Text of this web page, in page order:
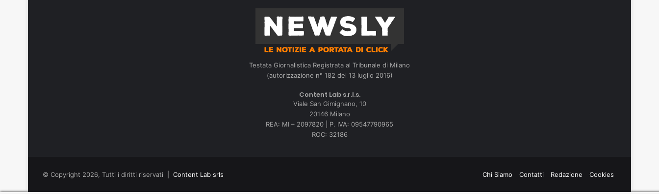
Testata Giornalistica Registrata al Tribunale di Milano
(autorizzazione n° 182 del 13 luglio 2016)
Content Lab s.r.l.s.
Viale San Gimignano, 10
20146 Milano
REA: MI – 2097820 | P. IVA: 09547790965
ROC: 32186
© Copyright 2026, Tutti i diritti riservati | Content Lab srls Chi Siamo Contatti Redazione Cookies